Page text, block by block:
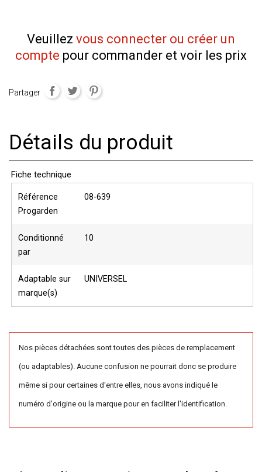
Veuillez vous connecter ou créer un
compte pour commander et voir les prix
Partager
Détails du produit
Fiche technique
Référence
Progarden
08-639
Conditionné
par
10
Adaptable sur
marque(s)
UNIVERSEL
Nos pièces détachées sont toutes des pièces de remplacement
(ou adaptables). Aucune confusion ne pourrait donc se produire
même si pour certaines d'entre elles, nous avons indiqué le
numéro d'origine ou la marque pour en faciliter l'identification.